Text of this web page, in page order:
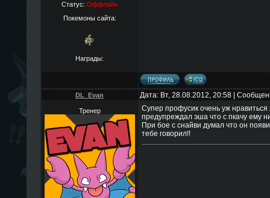
Статус: Оффлайн
Покемоны сайта:
Награды:
DL_Evan Дата: Вт, 28.08.2012, 20:58 |
Тренер
Супер профусик очень уж
предупреждал эша что с пкачу ему
При бое с снайви думал что он
тебе говорил!!